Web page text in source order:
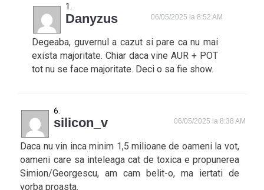
Danyzus 06/05/2025 la 8:52 AM
Degeaba, guvernul a cazut si pare ca nu mai
exista majoritate. Chiar daca vine AUR + POT
tot nu se face majoritate. Deci o sa fie show.
silicon_v 06/05/2025 la 8:38 AM
Daca nu vin inca minim 1,5 milioane de oameni la vot,
oameni care sa inteleaga cat de toxica e propunerea
Simion/Georgescu, am cam belit-o, ma iertati de
vorba proasta.